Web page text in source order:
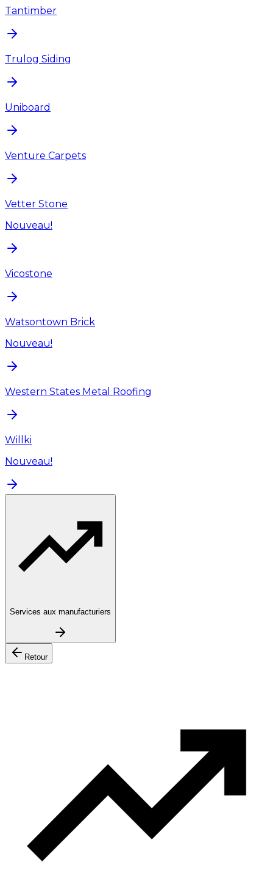
Tantimber
Trulog Siding
Uniboard
Venture Carpets
Vetter Stone
Nouveau!
Vicostone
Watsontown Brick
Nouveau!
Western States Metal Roofing
Willki
Nouveau!
Services aux manufacturiers
Retour